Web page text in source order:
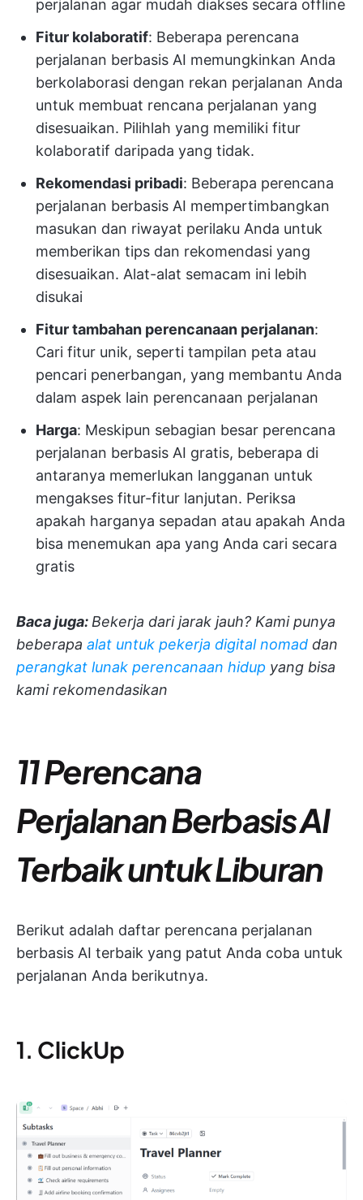
perjalanan agar mudah diakses secara offline
Fitur kolaboratif: Beberapa perencana
perjalanan berbasis AI memungkinkan Anda
berkolaborasi dengan rekan perjalanan Anda
untuk membuat rencana perjalanan yang
disesuaikan. Pilihlah yang memiliki fitur
kolaboratif daripada yang tidak.
Rekomendasi pribadi: Beberapa perencana
perjalanan berbasis AI mempertimbangkan
masukan dan riwayat perilaku Anda untuk
memberikan tips dan rekomendasi yang
disesuaikan. Alat-alat semacam ini lebih
disukai
Fitur tambahan perencanaan perjalanan:
Cari fitur unik, seperti tampilan peta atau
pencari penerbangan, yang membantu Anda
dalam aspek lain perencanaan perjalanan
Harga: Meskipun sebagian besar perencana
perjalanan berbasis AI gratis, beberapa di
antaranya memerlukan langganan untuk
mengakses fitur-fitur lanjutan. Periksa
apakah harganya sepadan atau apakah Anda
bisa menemukan apa yang Anda cari secara
gratis
Baca juga: Bekerja dari jarak jauh? Kami punya
beberapa alat untuk pekerja digital nomad dan
perangkat lunak perencanaan hidup yang bisa
kami rekomendasikan
11 Perencana
Perjalanan Berbasis AI
Terbaik untuk Liburan
Berikut adalah daftar perencana perjalanan
berbasis AI terbaik yang patut Anda coba untuk
perjalanan Anda berikutnya.
1. ClickUp